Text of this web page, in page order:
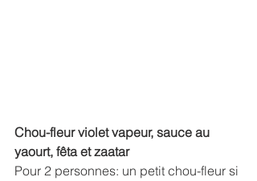
Chou-fleur violet vapeur, sauce au
yaourt, fêta et zaatar
Pour 2 personnes: un petit chou-fleur si